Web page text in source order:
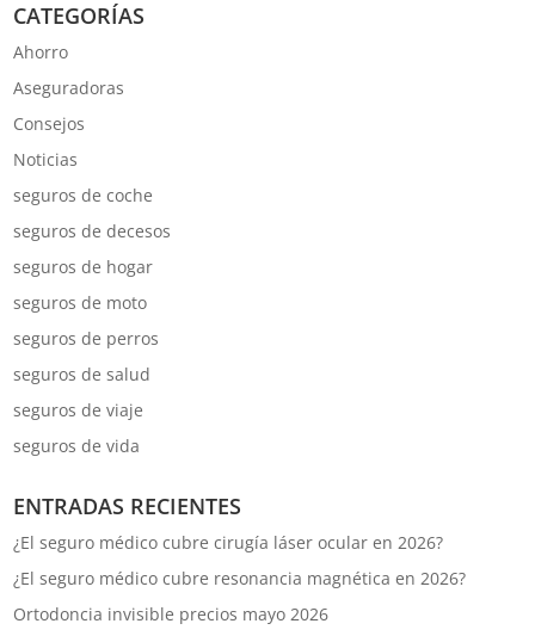
CATEGORÍAS
Ahorro
Aseguradoras
Consejos
Noticias
seguros de coche
seguros de decesos
seguros de hogar
seguros de moto
seguros de perros
seguros de salud
seguros de viaje
seguros de vida
ENTRADAS RECIENTES
¿El seguro médico cubre cirugía láser ocular en 2026?
¿El seguro médico cubre resonancia magnética en 2026?
Ortodoncia invisible precios mayo 2026